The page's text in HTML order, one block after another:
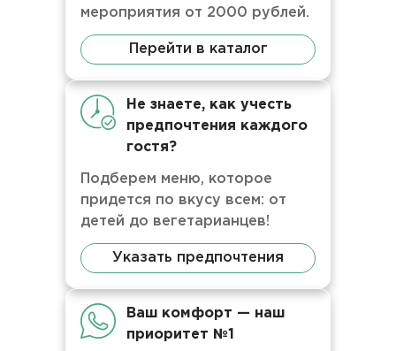
мероприятия от 2000 рублей.
Перейти в каталог
Не знаете, как учесть
предпочтения каждого
гостя?
Подберем меню, которое
придется по вкусу всем: от
детей до вегетарианцев!
Указать предпочтения
Ваш комфорт — наш
приоритет №1